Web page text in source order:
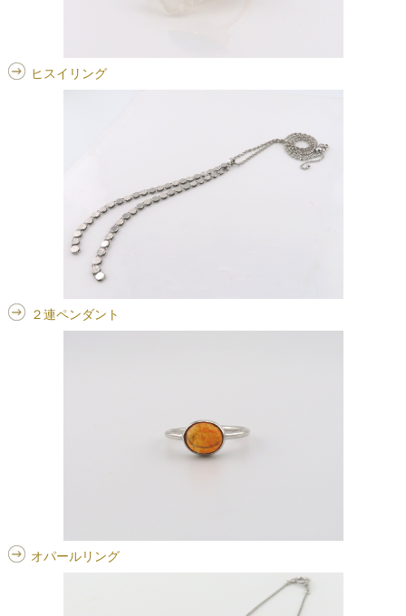
ヒスイリング
２連ペンダント
オパールリング